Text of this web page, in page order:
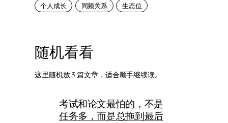
个人成长 同频关系 生态位
随机看看
这里随机放 3 篇文章，适合顺手继续读。
考试和论文最怕的，不是
任务多，而是总拖到最后